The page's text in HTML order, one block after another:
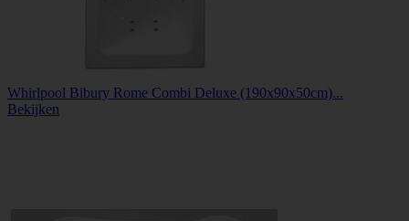
Whirlpool Bibury Rome Combi Deluxe (190x90x50cm)...
Bekijken